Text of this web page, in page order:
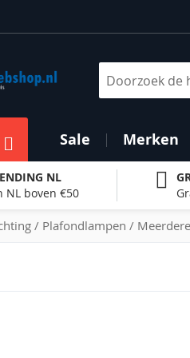
Sale Merken
NL
NL boven €50
Plafondlampen